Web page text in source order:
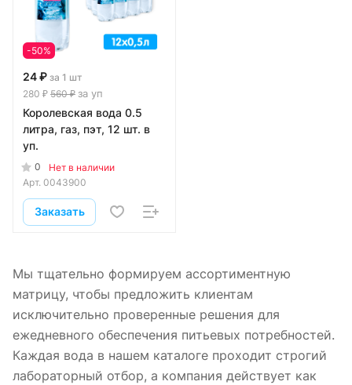
-50%
24 ₽ за 1 шт
280 ₽ 560 ₽ за уп
Королевская вода 0.5
литра, газ, пэт, 12 шт. в
уп.
0
Нет в наличии
Арт. 0043900
Заказать
Мы тщательно формируем ассортиментную
матрицу, чтобы предложить клиентам
исключительно проверенные решения для
ежедневного обеспечения питьевых потребностей.
Каждая вода в нашем каталоге проходит строгий
лабораторный отбор, а компания действует как